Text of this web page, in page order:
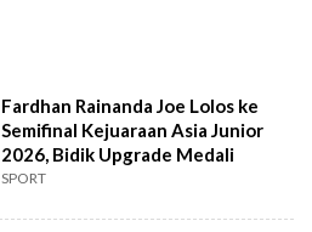
Fardhan Rainanda Joe Lolos ke
Semifinal Kejuaraan Asia Junior
2026, Bidik Upgrade Medali
SPORT